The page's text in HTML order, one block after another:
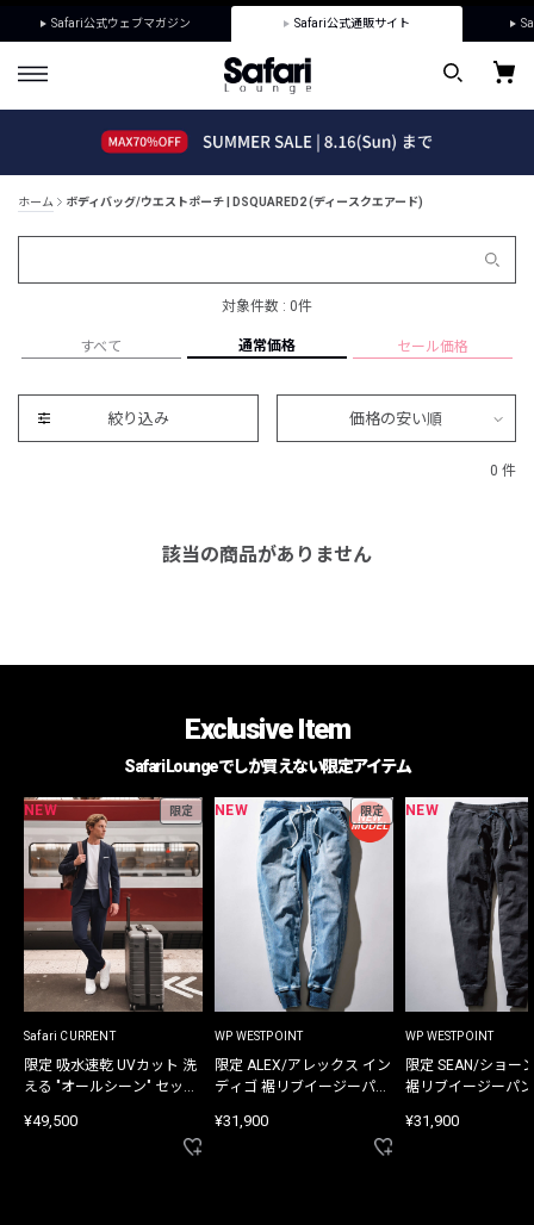
Safari公式ウェブマガジン Safari公式通販サイト
ホーム ボディバッグ/ウエストポーチ | DSQUARED2 (ディースクエアード)
対象件数 : 0件
すべて 通常価格 セール価格
絞り込み 価格の安い順
0 件
該当の商品がありません
Exclusive Item
Safari Loungeでしか買えない限定アイテム
NEW 限定
Safari CURRENT
限定 吸水速乾 UVカット 洗
える "オールシーン" セット
¥49,500
NEW 限定
WP WESTPOINT
限定 ALEX/アレックス イン
ディゴ 裾リブイージーパン
¥31,900
NEW
WP WESTPOINT
限定 SEAN/ショー
裾リブイージーパ
¥31,900